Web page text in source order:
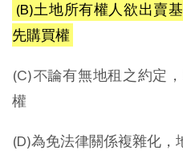
(B)土地所有權人欲出賣
先購買權
(C)不論有無地租之約定
權
(D)為免法律關係複雜化，